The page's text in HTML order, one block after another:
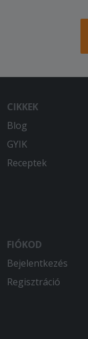
CIKKEK
Blog
GYIK
Receptek
FIÓKOD
Bejelentkezés
Regisztráció